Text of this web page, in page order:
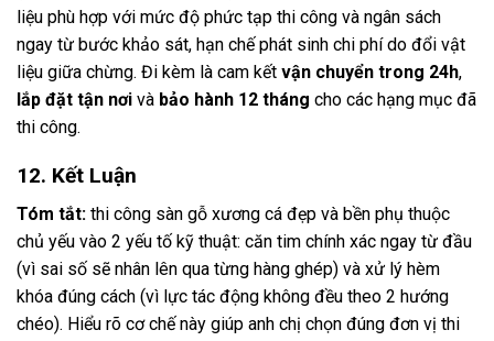
liệu phù hợp với mức độ phức tạp thi công và ngân sách
ngay từ bước khảo sát, hạn chế phát sinh chi phí do đổi vật
liệu giữa chừng. Đi kèm là cam kết vận chuyển trong 24h,
lắp đặt tận nơi và bảo hành 12 tháng cho các hạng mục đã
thi công.
12. Kết Luận
Tóm tắt: thi công sàn gỗ xương cá đẹp và bền phụ thuộc
chủ yếu vào 2 yếu tố kỹ thuật: căn tim chính xác ngay từ đầu
(vì sai số sẽ nhân lên qua từng hàng ghép) và xử lý hèm
khóa đúng cách (vì lực tác động không đều theo 2 hướng
chéo). Hiểu rõ cơ chế này giúp anh chị chọn đúng đơn vị thi